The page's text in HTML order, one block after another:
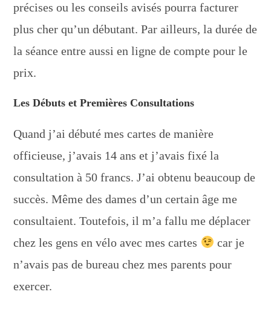
précises ou les conseils avisés pourra facturer
plus cher qu’un débutant. Par ailleurs, la durée de
la séance entre aussi en ligne de compte pour le
prix.
Les Débuts et Premières Consultations
Quand j’ai débuté mes cartes de manière
officieuse, j’avais 14 ans et j’avais fixé la
consultation à 50 francs. J’ai obtenu beaucoup de
succès. Même des dames d’un certain âge me
consultaient. Toutefois, il m’a fallu me déplacer
chez les gens en vélo avec mes cartes
car je
n’avais pas de bureau chez mes parents pour
exercer.